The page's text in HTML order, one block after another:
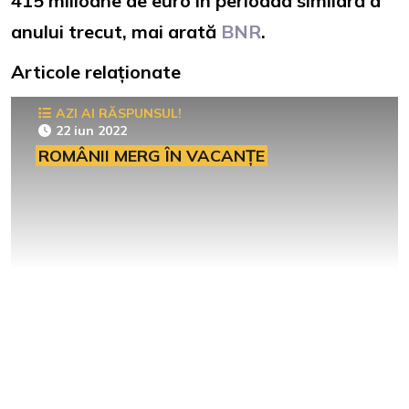
anului trecut, mai arată BNR.
Articole relaționate
AZI AI RĂSPUNSUL!
22 iun 2022
ROMÂNII MERG ÎN VACANȚE